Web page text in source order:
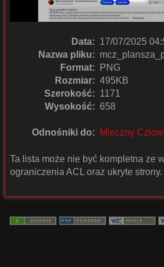
Data: 17/07/2025
Nazwa pliku:
Format:
PNG
Rozmiar: 495KB
Szerokość: 1171
Wysokość: 658
Odnośniki do: Mleczny
Ta lista może nie być kompletna ze
ograniczenia ACL oraz ukryte strony.